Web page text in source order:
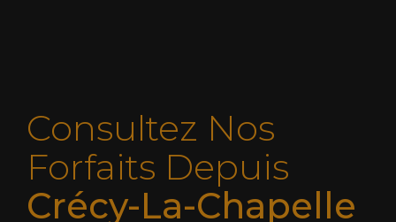
Consultez Nos
Forfaits Depuis
Crécy-La-Chapelle